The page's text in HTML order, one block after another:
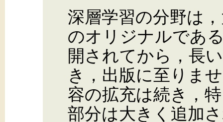
深層学習の分野は
のオリジナルであ
開されてから，長
き，出版に至りま
容の拡充は続き，
部分は大きく追加